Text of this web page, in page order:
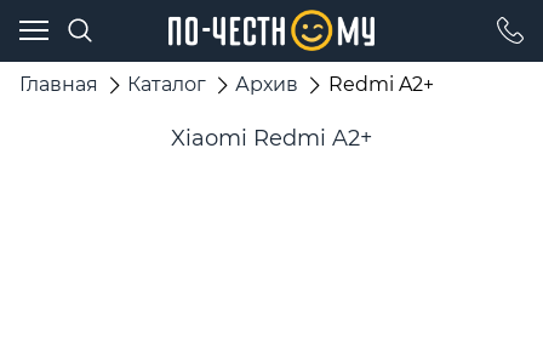
Главная Каталог Архив Redmi A2+
Xiaomi Redmi A2+